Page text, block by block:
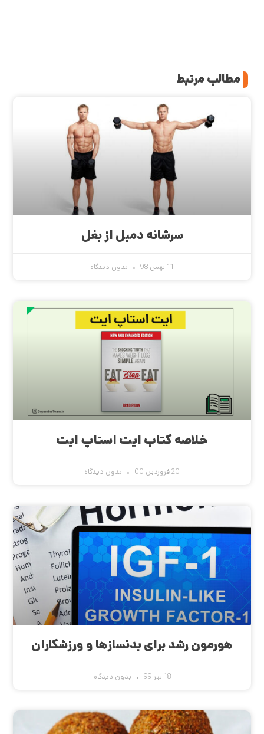
مطالب مرتبط
سرشانه دمبل از بغل
11 بهمن 98 بدون دیدگاه
خلاصه کتاب ایت استاپ ایت
20 فروردین 00 بدون دیدگاه
هورمون رشد برای بدنسازها و ورزشکاران
18 تیر 99 بدون دیدگاه